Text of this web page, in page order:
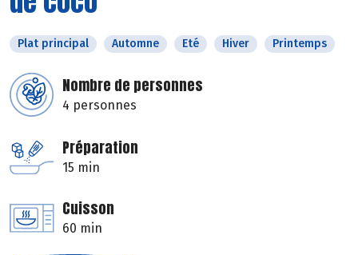
Plat principal Automne Eté Hiver Printemps
Nombre de personnes
4 personnes
Préparation
15 min
Cuisson
60 min